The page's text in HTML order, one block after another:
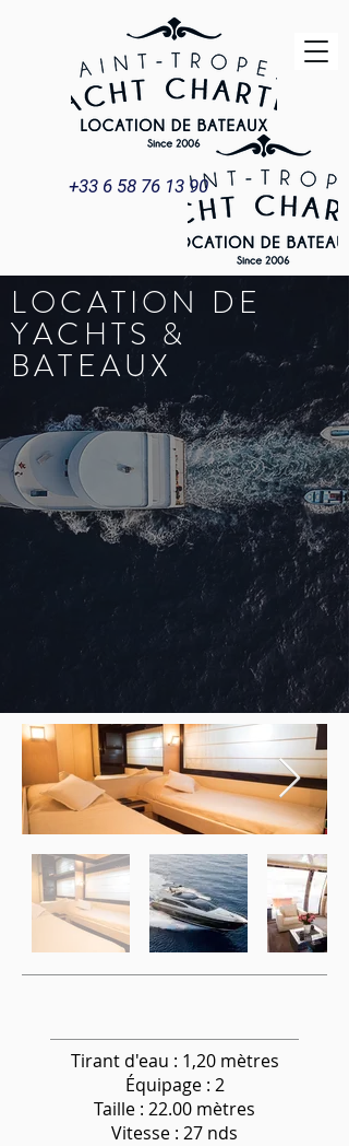
+33 6 58 76 13 90
LOCATION DE
YACHTS &
BATEAUX
Tirant d'eau : 1,20 mètres
Équipage: 2
Taille : 22.00 mètres
Vitesse : 27 nds